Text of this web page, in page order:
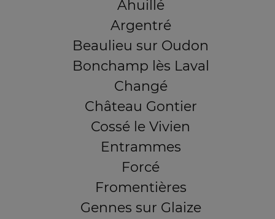
Ahuillé
Argentré
Beaulieu sur Oudon
Bonchamp lès Laval
Changé
Château Gontier
Cossé le Vivien
Entrammes
Forcé
Fromentières
Gennes sur Glaize